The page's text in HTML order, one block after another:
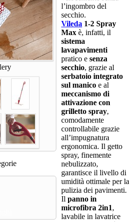
l’ingombro del
secchio.
Vileda 1-2 Spray
Max è, infatti, il
sistema
lavapavimenti
pratico e senza
secchio, grazie al
serbatoio integrato
sul manico e al
meccanismo di
attivazione con
grilletto spray,
comodamente
controllabile grazie
all’impugnatura
ergonomica. Il getto
spray, finemente
nebulizzato,
garantisce il livello di
umidità ottimale per la
pulizia dei pavimenti.
Il panno in
microfibra 2in1,
lavabile in lavatrice